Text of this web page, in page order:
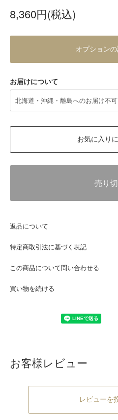
8,360円(税込)
オプション
お届けについて
お気に入り
売り
返品について
特定商取引法に基づく表記
この商品について問い合わせる
買い物を続ける
お客様レビュー
レビューを